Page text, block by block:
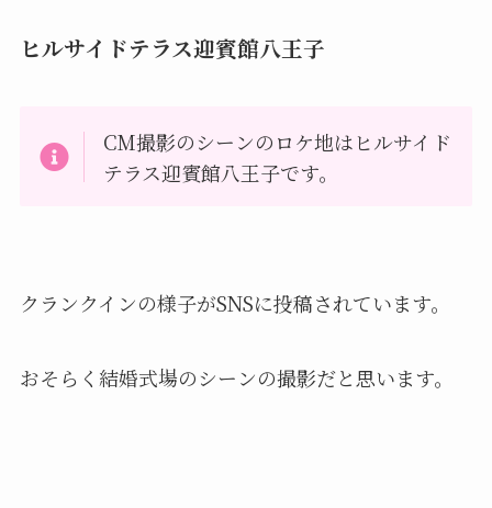
ヒルサイドテラス迎賓館八王子
CM撮影のシーンのロケ地はヒルサイド
テラス迎賓館八王子です。
クランクインの様子がSNSに投稿されています。
おそらく結婚式場のシーンの撮影だと思います。